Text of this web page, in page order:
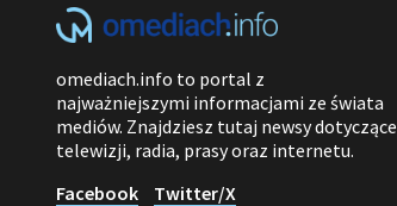
omediach.info to portal z
najważniejszymi informacjami ze świata
mediów. Znajdziesz tutaj newsy dotyczące
telewizji, radia, prasy oraz internetu.
Facebook
Twitter/X